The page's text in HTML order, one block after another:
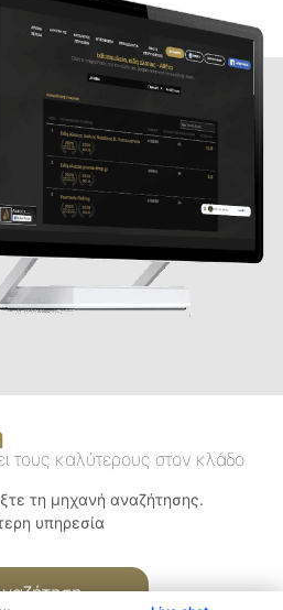
τους καλύτερους στον κλάδο
τη μηχανή αναζήτησης.
υπηρεσία